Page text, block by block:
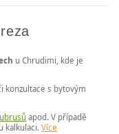
u Chrudimi, kde je
konzultace s bytovým
ubrusů apod. V případě
kalkulaci. Více